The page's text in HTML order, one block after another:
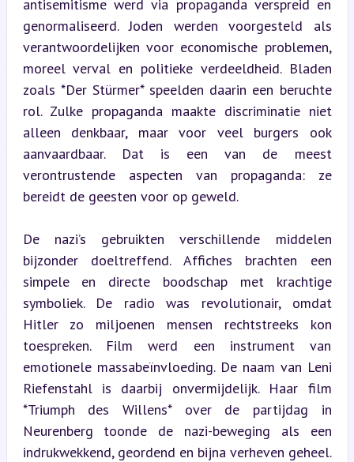
antisemitisme werd via propaganda verspreid en
genormaliseerd. Joden werden voorgesteld als
verantwoordelijken voor economische problemen,
moreel verval en politieke verdeeldheid. Bladen
zoals *Der Stürmer* speelden daarin een beruchte
rol. Zulke propaganda maakte discriminatie niet
alleen denkbaar, maar voor veel burgers ook
aanvaardbaar. Dat is een van de meest
verontrustende aspecten van propaganda: ze
bereidt de geesten voor op geweld.
De nazi’s gebruikten verschillende middelen
bijzonder doeltreffend. Affiches brachten een
simpele en directe boodschap met krachtige
symboliek. De radio was revolutionair, omdat
Hitler zo miljoenen mensen rechtstreeks kon
toespreken. Film werd een instrument van
emotionele massabeïnvloeding. De naam van Leni
Riefenstahl is daarbij onvermijdelijk. Haar film
*Triumph des Willens* over de partijdag in
Neurenberg toonde de nazi-beweging als een
indrukwekkend, geordend en bijna verheven geheel.